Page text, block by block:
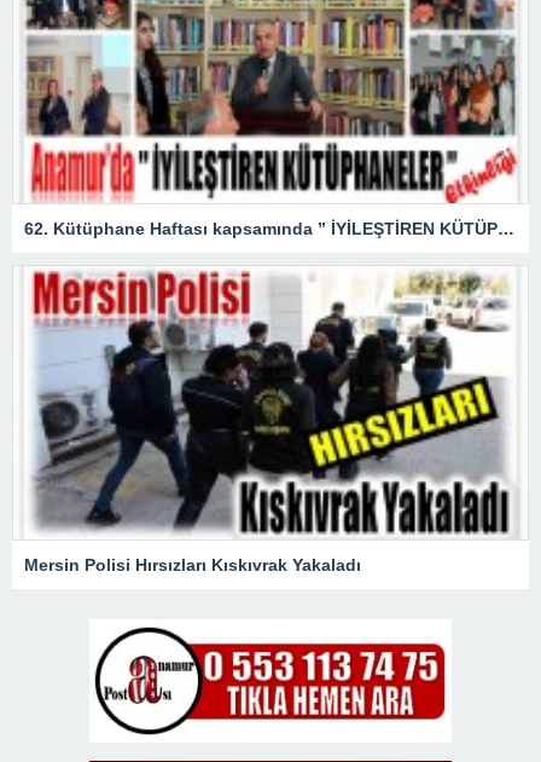
62. Kütüphane Haftası kapsamında ” İYİLEŞTİREN KÜTÜPHANELER ” etkinliği düzenlendi.
Mersin Polisi Hırsızları Kıskıvrak Yakaladı